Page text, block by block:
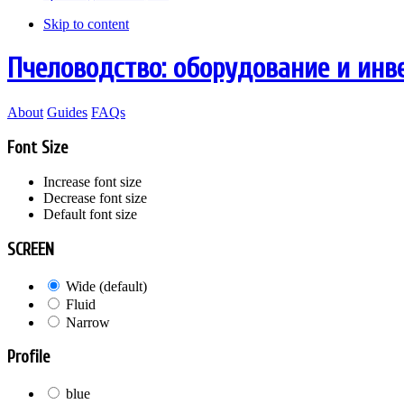
Skip to content
Пчеловодство: оборудование и
About Guides FAQs
Font Size
Increase font size
Decrease font size
Default font size
SCREEN
Wide (default)
Fluid
Narrow
Profile
blue